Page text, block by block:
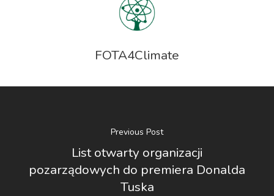
FOTA4Climate
Previous Post
List otwarty organizacji
pozarządowych do premiera Donalda
Tuska